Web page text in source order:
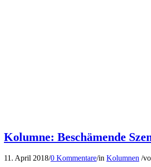
Kolumne: Beschämende
11. April 2018/0 Kommentare/in Kolumnen /